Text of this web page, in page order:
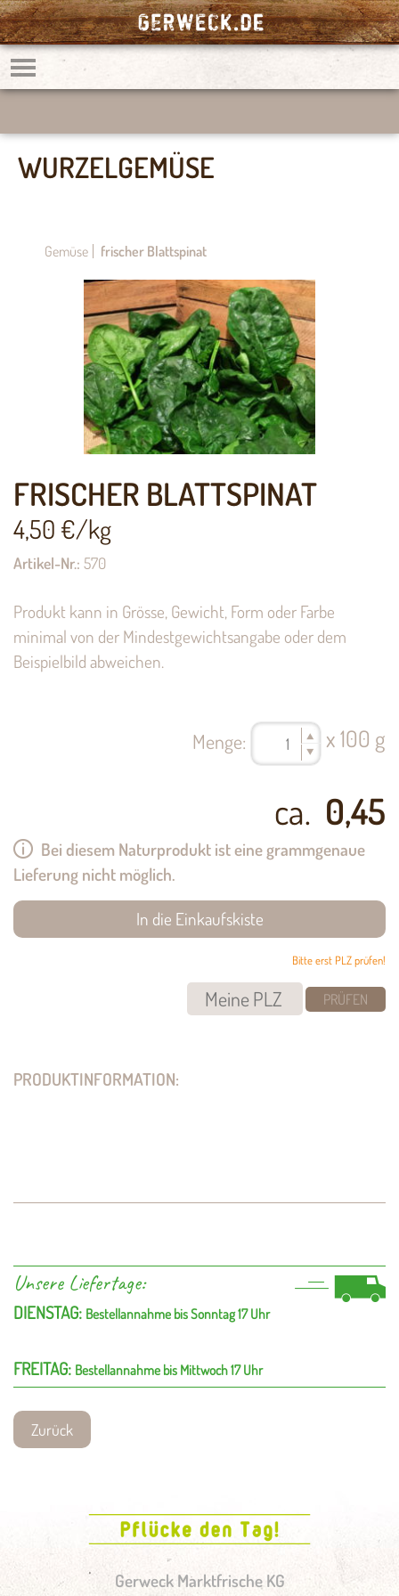
WURZELGEMÜSE
Gemüse frischer Blattspinat
FRISCHER BLATTSPINAT
4,50 €/kg
Artikel-Nr.: 570
Produkt kann in Grösse, Gewicht, Form oder Farbe
minimal von der Mindestgewichtsangabe oder dem
Beispielbild abweichen.
Menge: x 100 g
ca. 0,45
Bei diesem Naturprodukt ist eine grammgenaue
Lieferung nicht möglich.
Bitte erst PLZ prüfen!
PRÜFEN
PRODUKTINFORMATION:
Unsere Liefertage:
DIENSTAG: Bestellannahme bis Sonntag 17 Uhr
FREITAG: Bestellannahme bis Mittwoch 17 Uhr
Zurück
Gerweck Marktfrische KG